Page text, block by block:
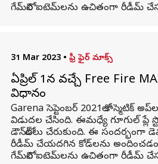
గేమ్‌లోని ఐటెమ్‌లను ఉచితంగా రీడీమ్
31 Mar 2023 • ఫ్రీ ఫైర్ మాక్స్
ఏప్రిల్ 1న వచ్చే Free Fire
విధానం
Garena సెప్టెంబర్ 2021లో కాస్మెటిక్
విడుదల చేసింది. ఈమధ్యే గూగుల్ ప్లే
డౌన్‌లోడ్‌లు చేరుకుంది. ఈ సందర్భంగా
రీడీమ్ చేయదగిన కోడ్‌లను అందించడం
గేమ్‌లోని ఐటెమ్‌లను ఉచితంగా రీడీమ్